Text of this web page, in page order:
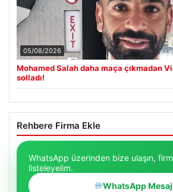
05/08/2026
Mohamed Salah daha maça çıkmadan
solladı!
Rehbere Firma Ekle
WhatsApp üzerinden bize ulaşın,
listeleyelim.
WhatsApp Mesaj